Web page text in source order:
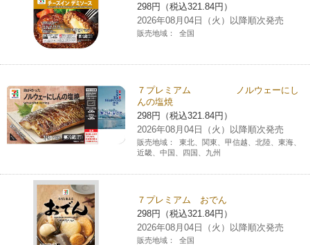
298円（税込321.84円）
2026年08月04日（火）以降順次発売
販売地域： 全国
７プレミアム ノルウェーにし
んの塩焼
298円（税込321.84円）
2026年08月04日（火）以降順次発売
販売地域：
東北、関東、甲信越、北陸、東海、
近畿、中国、四国、九州
７プレミアム おでん
298円（税込321.84円）
2026年08月04日（火）以降順次発売
販売地域： 全国